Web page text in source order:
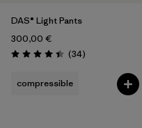
Filtrer par
Genre
DAS® Light Pants
300,00 €
Évaluation: 4.4 / 5
(34Avis
)
compressible